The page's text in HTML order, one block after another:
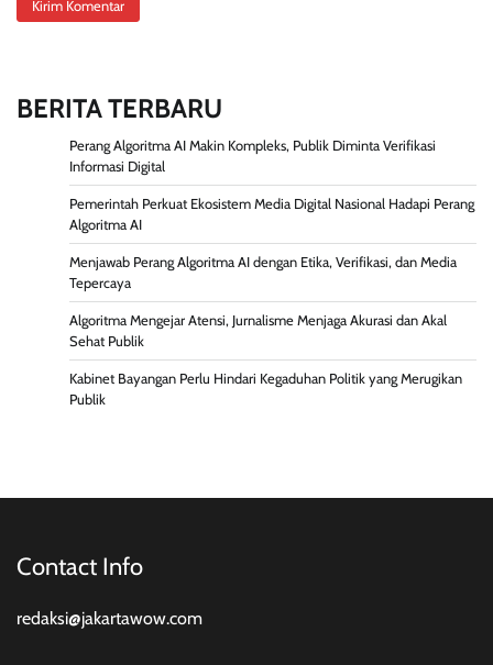
BERITA TERBARU
Perang Algoritma AI Makin Kompleks, Publik Diminta Verifikasi
Informasi Digital
Pemerintah Perkuat Ekosistem Media Digital Nasional Hadapi Perang
Algoritma AI
Menjawab Perang Algoritma AI dengan Etika, Verifikasi, dan Media
Tepercaya
Algoritma Mengejar Atensi, Jurnalisme Menjaga Akurasi dan Akal
Sehat Publik
Kabinet Bayangan Perlu Hindari Kegaduhan Politik yang Merugikan
Publik
Contact Info
redaksi@jakartawow.com